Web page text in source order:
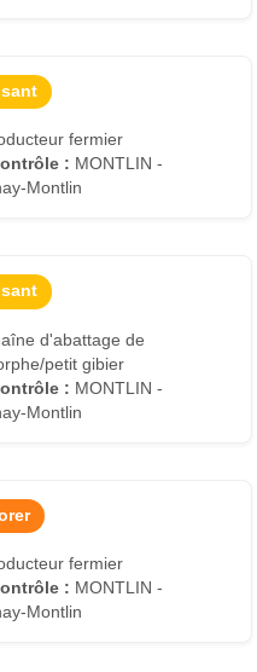
fermier
: MONTLIN -
Montlin
d'abattage de
petit gibier
: MONTLIN -
Montlin
fermier
: MONTLIN -
Montlin